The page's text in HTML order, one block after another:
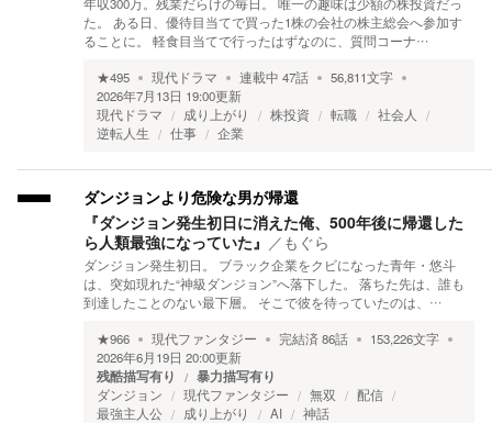
た。 ある日、優待目当てで買った1株の会社の株主総会へ参加す
ることに。 軽食目当てで行ったはずなのに、質問コーナ…
★495 現代ドラマ 連載中 47話 56,811文字
2026年7月13日 19:00更新
現代ドラマ
成り上がり 株投資 転職
社会人
逆転人生
仕事 企業
ダンジョンより危険な男が帰還
『ダンジョン発生初日に消えた俺、500年後に帰還した
ら人類最強になっていた』 ／ もぐら
ダンジョン発生初日。 ブラック企業をクビになった青年・悠斗
は、突如現れた“神級ダンジョン”へ落下した。 落ちた先は、誰も
到達したことのない最下層。 そこで彼を待っていたのは、…
★966 現代ファンタジー 完結済86話 153,226文字
2026年6月19日 20:00更新
残酷描写有り 暴力描写有り
ダンジョン 現代ファンタジー 無双
配信
最強主人公
成り上がり AI 神話